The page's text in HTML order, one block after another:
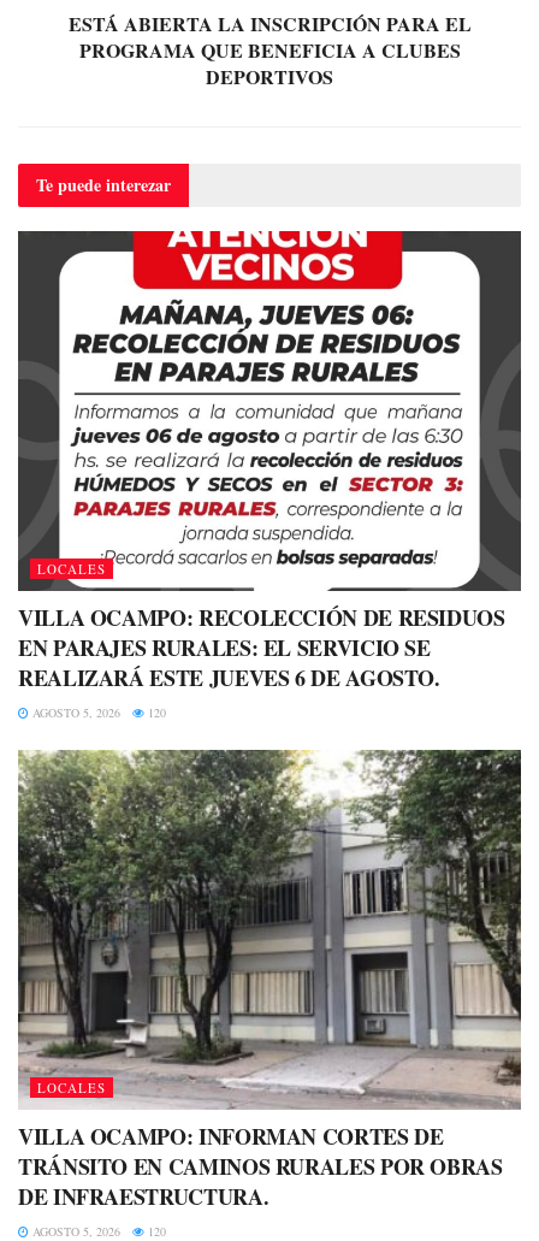
ESTÁ ABIERTA LA INSCRIPCIÓN PARA EL
PROGRAMA QUE BENEFICIA A CLUBES
DEPORTIVOS
Te puedeinterezar
LOCALES
VILLA OCAMPO: RECOLECCIÓN DE RESIDUOS
EN PARAJES RURALES: EL SERVICIO SE
REALIZARÁ ESTE JUEVES 6 DE AGOSTO.
AGOSTO 5, 2026 120
LOCALES
VILLA OCAMPO: INFORMAN CORTES DE
TRÁNSITO EN CAMINOS RURALES POR OBRAS
DE INFRAESTRUCTURA.
AGOSTO 5, 2026 120